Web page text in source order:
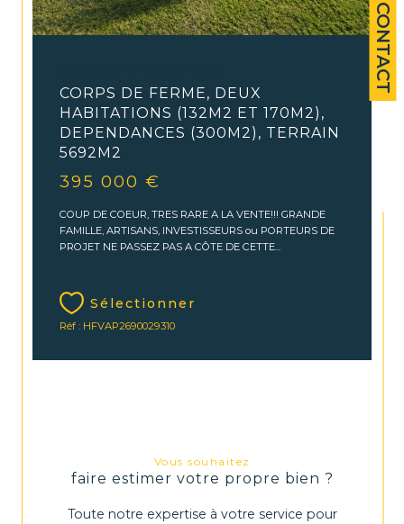
CONTACT
CORPS DE FERME, DEUX
HABITATIONS (132M2 ET 170M2),
DEPENDANCES (300M2), TERRAIN
5692M2
395 000 €
COUP DE COEUR, TRES RARE A LA VENTE!!! GRANDE
FAMILLE, ARTISANS, INVESTISSEURS ou PORTEURS DE
PROJET NE PASSEZ PAS A CÔTE DE CETTE...
Sélectionner
Réf : HFVAP2690029310
Vous souhaitez
faire estimer votre propre bien ?
Toute notre expertise à votre service pour